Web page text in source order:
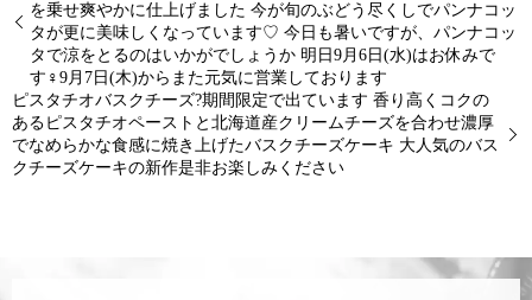
を乗せ爽やかに仕上げました 今が旬のぶどう尽くしでパンナコッ
タが更に美味しくなっています♡ 今日も暑いですが、パンナコッ
タで涼をとるのはいかがでしょうか 明日9月6日(水)はお休みで
す‍♀️9月7日(木)からまた元気に営業しております
ピスタチオバスクチーズ?期間限定で出ています 香り高くコクの
あるピスタチオペーストと北海道産クリームチーズを合わせ濃厚
でなめらかな食感に焼き上げたバスクチーズケーキ 大人気のバス
クチーズケーキの新作是非お楽しみください